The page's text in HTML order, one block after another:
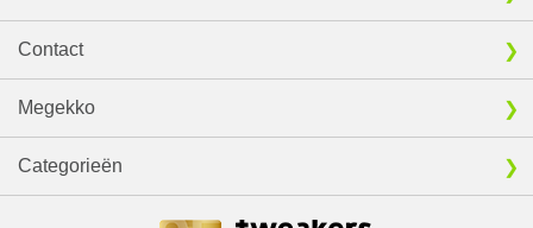
Contact
Megekko
Categorieën